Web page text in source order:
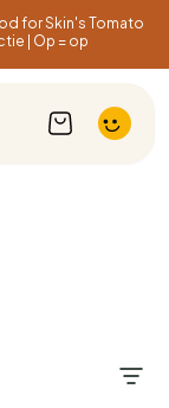
for Skin's Tomato
| Op = op